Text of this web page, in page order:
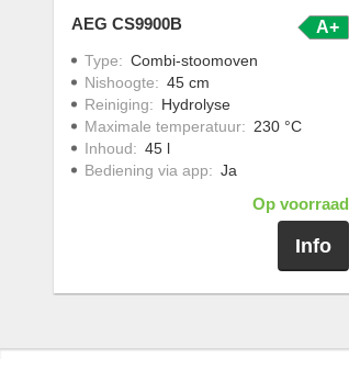
AEG CS9900B A+
Type: Combi-stoomoven
Nishoogte: 45 cm
Reiniging: Hydrolyse
Maximale temperatuur: 230 °C
Inhoud: 45 l
Bediening via app: Ja
Op voorraad
Info